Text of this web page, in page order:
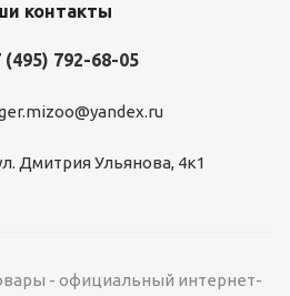
контакты
(495) 792-68-05
Дмитрия Ульянова, 4к1
- официальный интернет-